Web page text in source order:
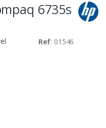
6735s
Ref: 01546